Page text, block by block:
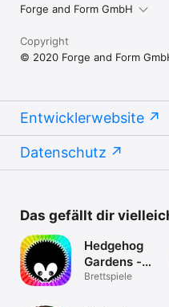
Forge and Form GmbH
Copyright
© 2020 Forge and Form
Entwicklerwebsite
Datenschutz
Das gefällt dir
Hedgehog
Gardens -
Logic Games
Brettspiele